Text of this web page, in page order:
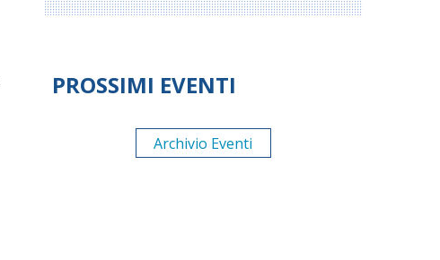
PROSSIMI EVENTI
Archivio Eventi